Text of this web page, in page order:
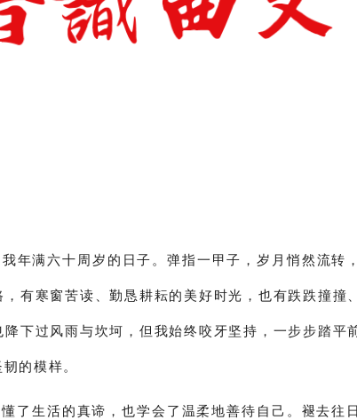
满六十周岁的日子。弹指一甲子，岁月悄然流转
有寒窗苦读、勤恳耕耘的美好时光，也有跌跌撞撞
下过风雨与坎坷，但我始终咬牙坚持，一步步踏平
的模样。
生活的真谛，也学会了温柔地善待自己。褪去往